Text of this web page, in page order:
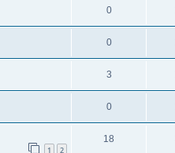
0
0
3
0
1 2
18